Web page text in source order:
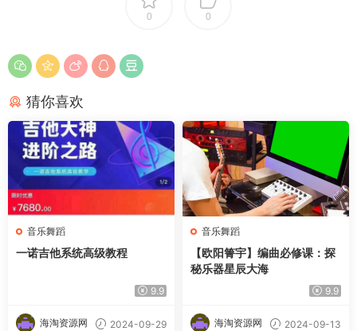
0 0
猜你喜欢
音乐舞蹈
一诺吉他系统高级教程
9.9
海淘资源网 2024-09-29
音乐舞蹈
【欧阳箐宇】编曲必修课：探
秘乐器星辰大海
9.9
海淘资源网 2024-09-13